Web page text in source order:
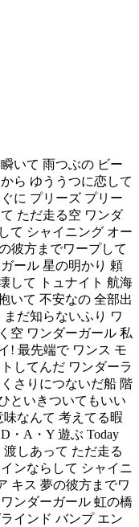
いて 雨つぶの ビー
ら ゆううつに恋して
に プリーズ プリー
ただ走る空 ワンダ
て シャイニング オー
彼方までワープして
ール 星の明かり 頼
して トュナイト 航海
いて 不安なの 全部出
だ知らないふり ワ
空 ワンダーガール 私
! 最先端で ワンス モ
してんだ ワンダーラ
さりにつないだ船 階
といきついてもいい
なんて 考えてる暇
・A・Y 遊ぶ Today
渡しあって ただ走る
ンならして シャイニ
キス 夢の彼方までワ
ンダーガール 虹の橋
インド バンプ エン